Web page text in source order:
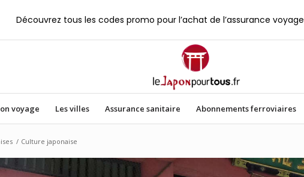
voyage Les villes Assurance sanitaire Abonnements ferroviaires
/ Culture japonaise
Découvrez tous les codes promo pour l’achat de l’assurance voyage